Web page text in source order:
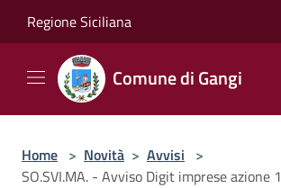
Regione Siciliana
Comune di Gangi
Home > Novità > Avvisi >
SO.SVI.MA. - Avviso Digit imprese azione 1